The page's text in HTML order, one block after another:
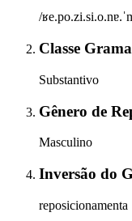
/
Classe
Substantivo
Gênero de
Masculino
Inversão do
reposicionamenta